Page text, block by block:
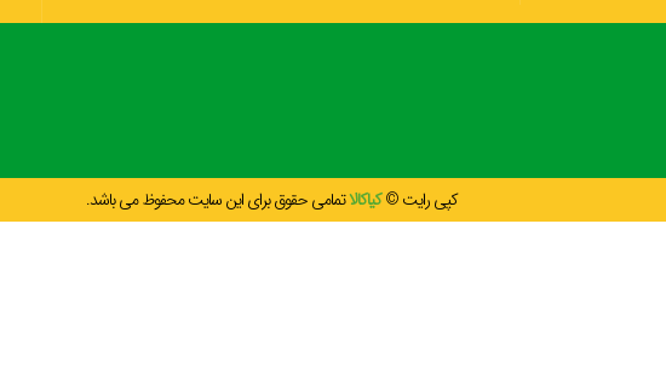
کپی رایت ©کیاکالاتمامی حقوق برای این سایت محفوظ می باشد.